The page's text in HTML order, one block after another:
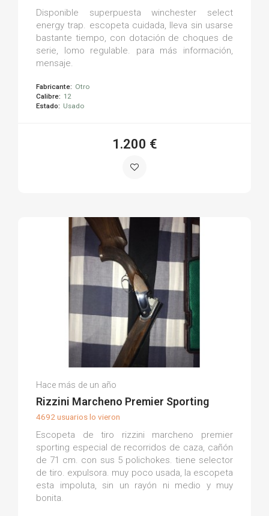
Disponible superpuesta winchester select
energy trap. escopeta cuidada, lleva sin usarse
bastante tiempo, con dotación de choques de
serie, lomo regulable. para más información,
mensaje.
Fabricante: Otro
Calibre: 12
Estado: Usado
1.200 €
Ismael M.
Hace más de un año
Rizzini Marcheno Premier Sporting
4692 usuarios lo vieron
Escopeta de tiro rizzini marcheno premier
sporting especial de recorridos de caza, cañón
de 71 cm. con sus 5 polichokes. tiene selector
de tiro. expulsora. muy poco usada, la escopeta
esta impoluta, sin un rayón ni medio y muy
bonita.